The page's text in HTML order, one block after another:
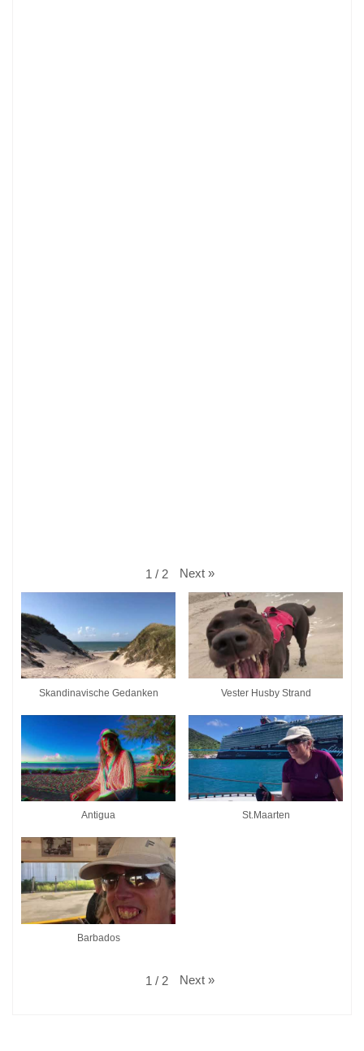
1 / 2 Next »
Skandinavische Gedanken Vester Husby Strand
Antigua St.Maarten
Barbados
1 / 2 Next »